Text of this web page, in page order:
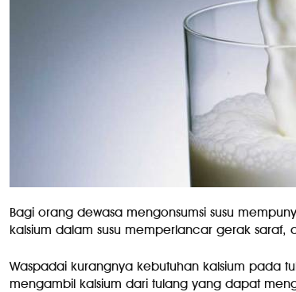
Bagi orang dewasa mengonsumsi susu
kalsium dalam susu memperlancar gerak
Waspadai kurangnya kebutuhan kalsium pada
mengambil kalsium dari tulang yang dapat